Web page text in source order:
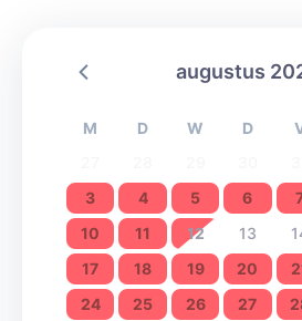
augustus
M D W D
3
4 5 6
10
11 12 13
17
18 19 20
24
25 26 27